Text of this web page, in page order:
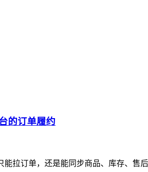
的订单履约
拉订单，还是能同步商品、库存、